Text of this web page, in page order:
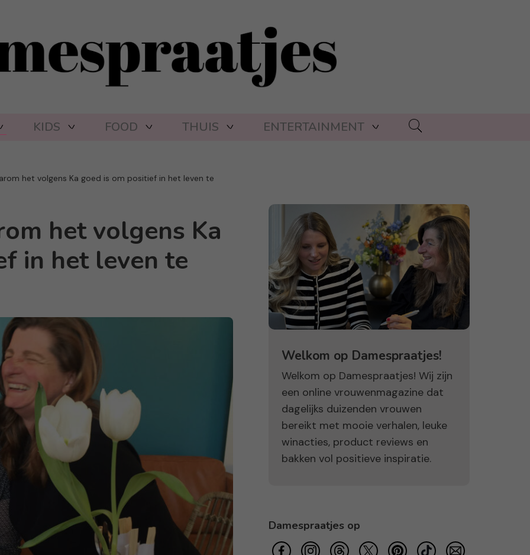
KIDS FOOD THUIS ENTERTAINMENT
het volgens Ka goed is om positief in het leven te
het volgens Ka
in het leven te
Welkom op Damespraatjes!
Welkom op Damespraatjes! Wij zijn
een online vrouwenmagazine dat
dagelijks duizenden vrouwen
bereikt met mooie verhalen, leuke
winacties, product reviews en
bakken vol positieve inspiratie.
Damespraatjes op